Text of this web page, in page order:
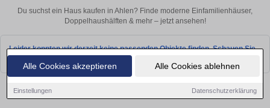
Alle Cookies akzeptieren Alle Cookies ablehnen
Einstellungen Datenschutzerklärung
Du suchst ein Haus kaufen in Ahlen? Finde moderne Einfamilienhäuser,
Doppelhaushälften & mehr – jetzt ansehen!
Leider konnten wir derzeit keine passenden Objekte finden. Schauen Sie